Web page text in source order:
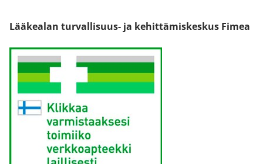
Lääkealan turvallisuus- ja kehittämiskeskus Fimea